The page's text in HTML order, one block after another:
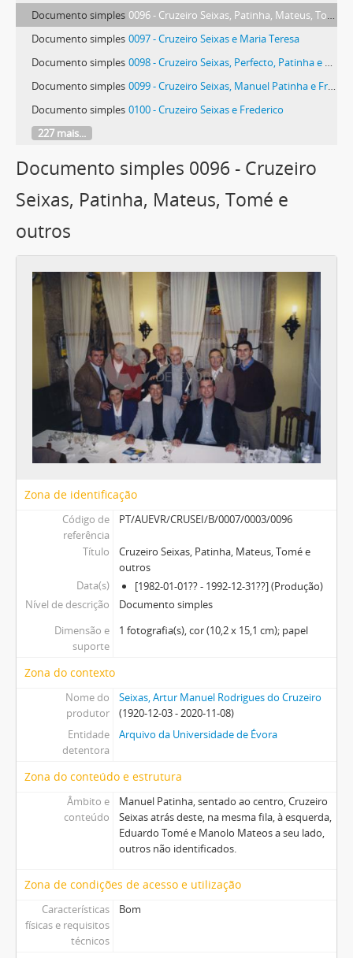
Documento simples 0096 - Cruzeiro Seixas, Patinha, Mateus, Tomé e outros
Documento simples 0097 - Cruzeiro Seixas e Maria Teresa
Documento simples 0098 - Cruzeiro Seixas, Perfecto, Patinha e Frederico
Documento simples 0099 - Cruzeiro Seixas, Manuel Patinha e Frederico
Documento simples 0100 - Cruzeiro Seixas e Frederico
227 mais...
Documento simples 0096 - Cruzeiro
Seixas, Patinha, Mateus, Tomé e
outros
Zona de identificação
Código de
referência
PT/AUEVR/CRUSEI/B/0007/0003/0096
Título
Cruzeiro Seixas, Patinha, Mateus, Tomé e
outros
Data(s)
[1982-01-01?? - 1992-12-31??] (Produção)
Nível de descrição
Documento simples
Dimensão e
suporte
1 fotografia(s), cor (10,2 x 15,1 cm); papel
Zona do contexto
Nome do
produtor
Seixas, Artur Manuel Rodrigues do Cruzeiro
(1920-12-03 - 2020-11-08)
Entidade
detentora
Arquivo da Universidade de Évora
Zona do conteúdo e estrutura
Âmbito e
conteúdo
Manuel Patinha, sentado ao centro, Cruzeiro
Seixas atrás deste, na mesma fila, à esquerda,
Eduardo Tomé e Manolo Mateos a seu lado,
outros não identificados.
Zona de condições de acesso e utilização
Características
físicas e requisitos
técnicos
Bom